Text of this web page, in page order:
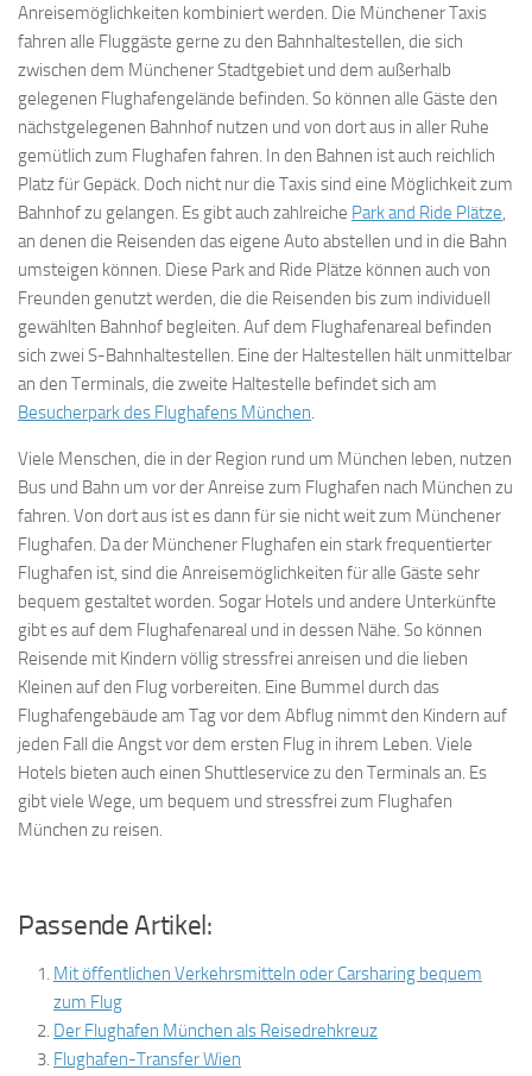
Anreisemöglichkeiten kombiniert werden. Die Münchener Taxis
fahren alle Fluggäste gerne zu den Bahnhaltestellen, die sich
zwischen dem Münchener Stadtgebiet und dem außerhalb
gelegenen Flughafengelände befinden. So können alle Gäste den
nächstgelegenen Bahnhof nutzen und von dort aus in aller Ruhe
gemütlich zum Flughafen fahren. In den Bahnen ist auch reichlich
Platz für Gepäck. Doch nicht nur die Taxis sind eine Möglichkeit zum
Bahnhof zu gelangen. Es gibt auch zahlreiche Park and Ride Plätze,
an denen die Reisenden das eigene Auto abstellen und in die Bahn
umsteigen können. Diese Park and Ride Plätze können auch von
Freunden genutzt werden, die die Reisenden bis zum individuell
gewählten Bahnhof begleiten. Auf dem Flughafenareal befinden
sich zwei S-Bahnhaltestellen. Eine der Haltestellen hält unmittelbar
an den Terminals, die zweite Haltestelle befindet sich am
Besucherpark des Flughafens München.
Viele Menschen, die in der Region rund um München leben, nutzen
Bus und Bahn um vor der Anreise zum Flughafen nach München zu
fahren. Von dort aus ist es dann für sie nicht weit zum Münchener
Flughafen. Da der Münchener Flughafen ein stark frequentierter
Flughafen ist, sind die Anreisemöglichkeiten für alle Gäste sehr
bequem gestaltet worden. Sogar Hotels und andere Unterkünfte
gibt es auf dem Flughafenareal und in dessen Nähe. So können
Reisende mit Kindern völlig stressfrei anreisen und die lieben
Kleinen auf den Flug vorbereiten. Eine Bummel durch das
Flughafengebäude am Tag vor dem Abflug nimmt den Kindern auf
jeden Fall die Angst vor dem ersten Flug in ihrem Leben. Viele
Hotels bieten auch einen Shuttleservice zu den Terminals an. Es
gibt viele Wege, um bequem und stressfrei zum Flughafen
München zu reisen.
Passende Artikel:
Mit öffentlichen Verkehrsmitteln oder Carsharing bequem
zum Flug
Der Flughafen München als Reisedrehkreuz
Flughafen-Transfer Wien